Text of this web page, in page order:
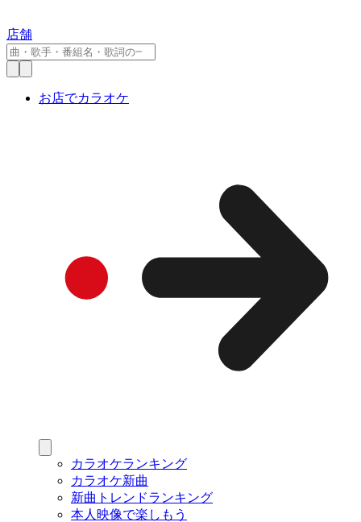
店舗
お店でカラオケ
カラオケランキング
カラオケ新曲
新曲トレンドランキング
本人映像で楽しもう